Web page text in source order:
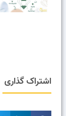
اشتراک گذاری